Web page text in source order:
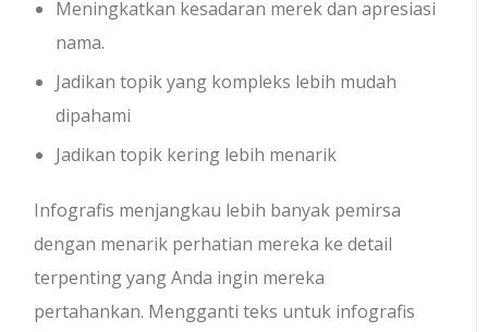
Meningkatkan kesadaran merek dan apresiasi
nama.
Jadikan topik yang kompleks lebih mudah
dipahami
Jadikan topik kering lebih menarik
Infografis menjangkau lebih banyak pemirsa
dengan menarik perhatian mereka ke detail
terpenting yang Anda ingin mereka
pertahankan. Mengganti teks untuk infografis